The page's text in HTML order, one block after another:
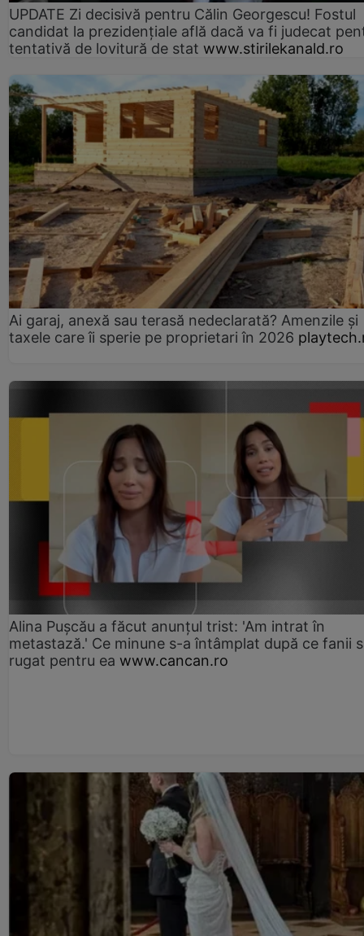
UPDATE Zi decisivă pentru Călin Georgescu! Fostul
candidat la prezidențiale află dacă va fi judecat
tentativă de lovitură de stat www.stirilekanald.ro
Ai garaj, anexă sau terasă nedeclarată? Amenzile și
taxele care îi sperie pe proprietari în 2026
Alina Pușcău a făcut anunțul trist: 'Am intrat în
metastază.' Ce minune s-a întâmplat după ce fanii
rugat pentru ea www.cancan.ro